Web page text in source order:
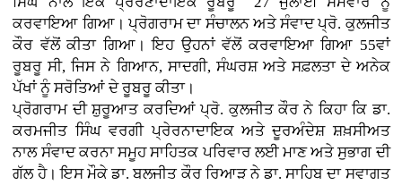
ਕਰਵਾਇਆ ਗਿਆ। ਪ੍ਰੋਗਰਾਮ ਦਾ ਸੰਚਾਲਨ ਅਤੇ ਸੰਵਾਦ ਪ੍ਰੋ. ਕੁਲਜੀਤ
ਕੌਰ ਵੱਲੋਂ ਕੀਤਾ ਗਿਆ। ਇਹ ਉਹਨਾਂ ਵੱਲੋਂ ਕਰਵਾਇਆ ਗਿਆ 55ਵਾਂ
ਰੂਬਰੂ ਸੀ, ਜਿਸ ਨੇ ਗਿਆਨ, ਸਾਦਗੀ, ਸੰਘਰਸ਼ ਅਤੇ ਸਫ਼ਲਤਾ ਦੇ ਅਨੇਕ
ਪੱਖਾਂ ਨੂੰ ਸਰੋਤਿਆਂ ਦੇ ਰੂਬਰੂ ਕੀਤਾ।
ਪ੍ਰੋਗਰਾਮ ਦੀ ਸ਼ੁਰੂਆਤ ਕਰਦਿਆਂ ਪ੍ਰੋ. ਕੁਲਜੀਤ ਕੌਰ ਨੇ ਕਿਹਾ ਕਿ ਡਾ.
ਕਰਮਜੀਤ ਸਿੰਘ ਵਰਗੀ ਪ੍ਰੇਰਨਾਦਾਇਕ ਅਤੇ ਦੂਰਅੰਦੇਸ਼ ਸ਼ਖ਼ਸੀਅਤ
ਨਾਲ ਸੰਵਾਦ ਕਰਨਾ ਸਮੂਹ ਸਾਹਿਤਕ ਪਰਿਵਾਰ ਲਈ ਮਾਣ ਅਤੇ ਸੁਭਾਗ ਦੀ
ਗੱਲ ਹੈ। ਇਸ ਮੌਕੇ ਡਾ. ਬਲਜੀਤ ਕੌਰ ਰਿਆੜ ਨੇ ਡਾ. ਸਾਹਿਬ ਦਾ ਸਵਾਗਤ